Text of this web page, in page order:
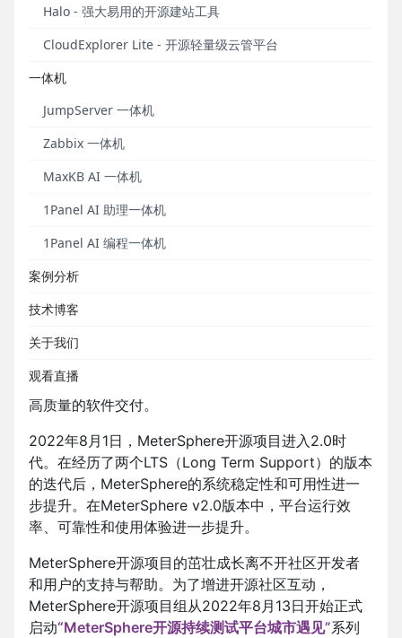
Halo - 强大易用的开源建站工具
CloudExplorer Lite - 开源轻量级云管平台
一体机
JumpServer 一体机
Zabbix 一体机
MaxKB AI 一体机
1Panel AI 助理一体机
1Panel AI 编程一体机
案例分析
技术博客
关于我们
观看直播
2023年2月，共有72名贡献者提交了14,658个PR，
Issues超过7,000个。
遵循GPL v3.0开源许可协议，涵盖测试跟踪、接口测
试、UI测试和性能测试等功能，全面兼容JMeter、
充分利用云弹性进行高度可扩展的自动化测试，加速
高质量的软件交付。
2022年8月1日，MeterSphere开源项目进入2.0时
代。在经历了两个LTS（Long Term Support）的版本
的迭代后，MeterSphere的系统稳定性和可用性进一
步提升。在MeterSphere v2.0版本中，平台运行效
率、可靠性和使用体验进一步提升。
MeterSphere开源项目的茁壮成长离不开社区开发者
和用户的支持与帮助。为了增进开源社区互动，
MeterSphere开源项目组从2022年8月13日开始正式
启动“MeterSphere开源持续测试平台城市遇见”系列